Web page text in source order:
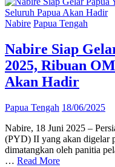
Nabire Papua Tengah
Nabire Siap
2025, Ribuan
Akan Hadir
Papua Tengah 18/06/2025
Nabire, 18 Juni 2025 –
(PYD) II yang akan digelar
dimatangkan oleh panitia
… Read More